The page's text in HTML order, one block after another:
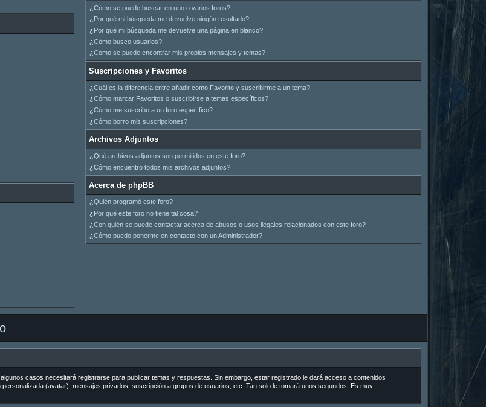
¿Cómo se puede buscar en uno o varios foros?
¿Por qué mi búsqueda me devuelve ningún resultado?
¿Por qué mi búsqueda me devuelve una página en blanco?
¿Cómo busco usuarios?
¿Como se puede encontrar mis propios mensajes y temas?
Suscripciones y Favoritos
¿Cuál es la diferencia entre añadir como Favorito y suscribirme a un tema?
¿Cómo marcar Favoritos o suscribirse a temas específicos?
¿Cómo me suscribo a un foro específico?
¿Cómo borro mis suscripciones?
Archivos Adjuntos
¿Qué archivos adjuntos son permitidos en este foro?
¿Cómo encuentro todos mis archivos adjuntos?
Acerca de phpBB
¿Quién programó este foro?
¿Por qué este foro no tiene tal cosa?
¿Con quién se puede contactar acerca de abusos o usos ilegales relacionados con este foro?
¿Cómo puedo ponerme en contacto con un Administrador?
casos necesitará registrarse para publicar temas y respuestas. Sin embargo, estar registrado le dará acceso a contenidos
(avatar), mensajes privados, suscripción a grupos de usuarios, etc. Tan solo le tomará unos segundos. Es muy